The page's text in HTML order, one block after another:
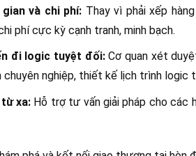
và chi phí: Thay vì phải xếp
phí cực kỳ cạnh tranh, minh bạch.
đi logic tuyệt đối:Cơ quan xét
chuyên nghiệp, thiết kế lịch trình logic
xa: Hỗ trợ tư vấn giải pháp cho các